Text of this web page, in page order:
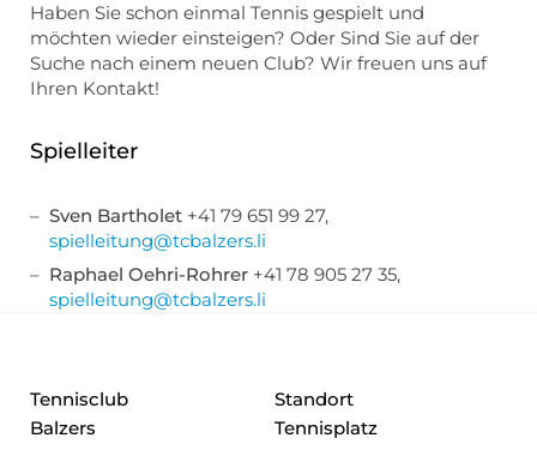
Haben Sie schon einmal Tennis gespielt und
möchten wieder einsteigen? Oder Sind Sie auf der
Suche nach einem neuen Club? Wir freuen uns auf
Ihren Kontakt!
Spielleiter
Sven Bartholet +41 79 651 99 27,
spielleitung@tcbalzers.li
Raphael Oehri-Rohrer +41 78 905 27 35,
spielleitung@tcbalzers.li
Tennisclub
Balzers
Standort
Tennisplatz